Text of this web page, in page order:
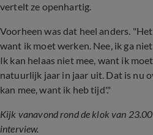
vertelt ze openhartig.
Voorheen was dat heel anders.
want ik moet werken. Nee, ik ga
Ik kan helaas niet mee, want ik
natuurlijk jaar in jaar uit. Dat is nu
kan mee, want ik heb tijd'."
Kijk vanavond rond de klok van
interview.